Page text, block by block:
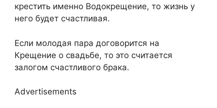
крестить именно Водокрещение, то жизнь у
него будет счастливая.
Если молодая пара договорится на
Крещение о свадьбе, то это считается
залогом счастливого брака.
Advertisements